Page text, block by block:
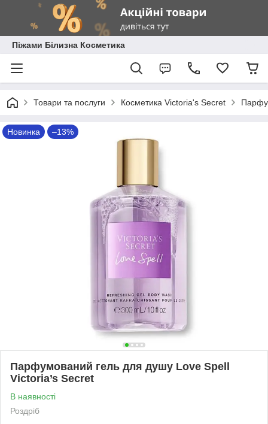
Піжами Білизна Косметика
Товари та послуги Косметика Victoria's Secret
Новинка –13%
Парфумований гель для душу Love Spell
Victoria’s Secret
В наявності
Роздріб